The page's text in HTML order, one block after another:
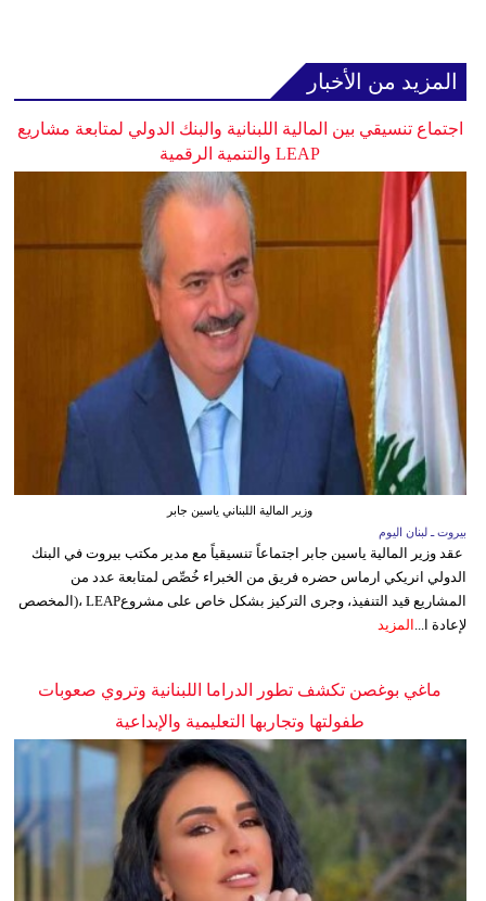
المزيد من الأخبار
اجتماع تنسيقي بين المالية اللبنانية والبنك الدولي لمتابعة مشاريع
LEAP والتنمية الرقمية
وزير المالية اللبناني ياسين جابر
بيروت ـ لبنان اليوم
عقد وزير المالية ياسين جابر اجتماعاً تنسيقياً مع مدير مكتب بيروت في البنك
الدولي انريكي ارماس حضره فريق من الخبراء خُصِّص لمتابعة عدد من
المشاريع قيد التنفيذ، وجرى التركيز بشكل خاص على مشروعLEAP ،(المخصص
لإعادة ا... المزيد
ماغي بوغصن تكشف تطور الدراما اللبنانية وتروي صعوبات
طفولتها وتجاربها التعليمية والإبداعية